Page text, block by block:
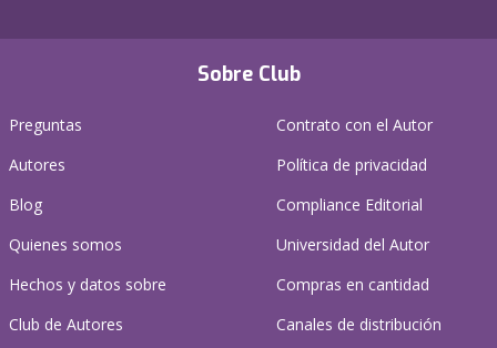
Sobre Club
Preguntas
Autores
Blog
Quienes somos
Hechos y datos sobre
Club de Autores
Contrato con el Autor
Política de privacidad
Compliance Editorial
Universidad del Autor
Compras en cantidad
Canales de distribución